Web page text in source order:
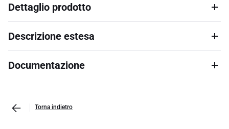
Dettaglio prodotto
Descrizione estesa
Documentazione
Torna indietro